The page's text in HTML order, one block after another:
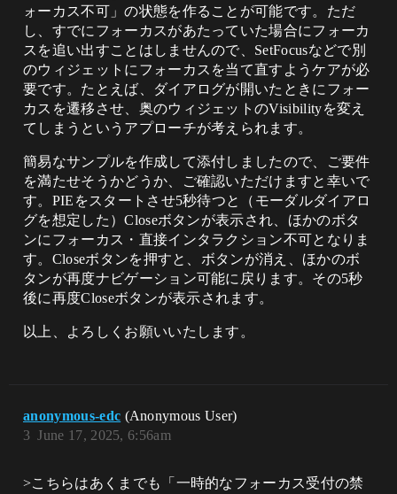
ォーカス不可」の状態を作ることが可能です。ただ
し、すでにフォーカスがあたっていた場合にフォーカ
スを追い出すことはしませんので、SetFocusなどで別
のウィジェットにフォーカスを当て直すようケアが必
要です。たとえば、ダイアログが開いたときにフォー
カスを遷移させ、奥のウィジェットのVisibilityを変え
てしまうというアプローチが考えられます。
簡易なサンプルを作成して添付しましたので、ご要件
を満たせそうかどうか、ご確認いただけますと幸いで
す。PIEをスタートさせ5秒待つと（モーダルダイアロ
グを想定した）Closeボタンが表示され、ほかのボタ
ンにフォーカス・直接インタラクション不可となりま
す。Closeボタンを押すと、ボタンが消え、ほかのボ
タンが再度ナビゲーション可能に戻ります。その5秒
後に再度Closeボタンが表示されます。
以上、よろしくお願いいたします。
anonymous-edc (Anonymous User)
June 17, 2025, 6:56am
3
>こちらはあくまでも「一時的なフォーカス受付の禁